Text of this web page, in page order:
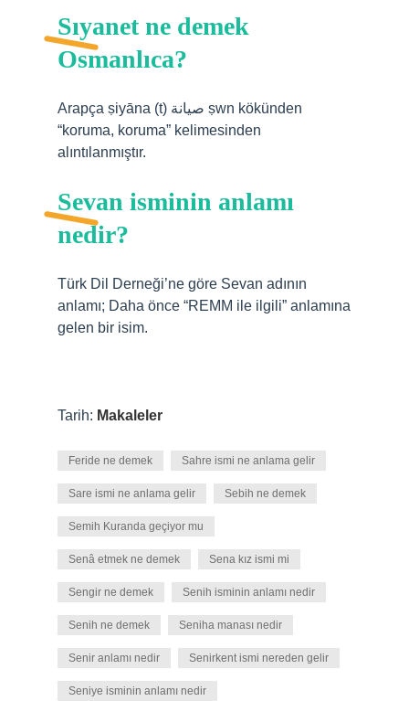
Sıyanet ne demek
Osmanlıca?
Arapça ṣiyāna (t) صيانة ṣwn kökünden
“koruma, koruma” kelimesinden
alıntılanmıştır.
Sevan isminin anlamı
nedir?
Türk Dil Derneği’ne göre Sevan adının
anlamı; Daha önce “REMM ile ilgili” anlamına
gelen bir isim.
Tarih: Makaleler
Feride ne demek Sahre ismi ne anlama gelir
Sare ismi ne anlama gelir Sebih ne demek
Semih Kuranda geçiyor mu
Senâ etmek ne demek Sena kız ismi mi
Sengir ne demek Senih isminin anlamı nedir
Senih ne demek Seniha manası nedir
Senir anlamı nedir Senirkent ismi nereden gelir
Seniye isminin anlamı nedir